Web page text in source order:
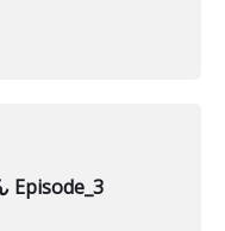
Episode_3